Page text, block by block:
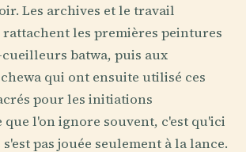
Les archives et le travail
les premières peintures
batwa, puis aux
qui ont ensuite utilisé ces
pour les initiations
que l'on ignore souvent, c'est qu'ici
pas jouée seulement à la lance.